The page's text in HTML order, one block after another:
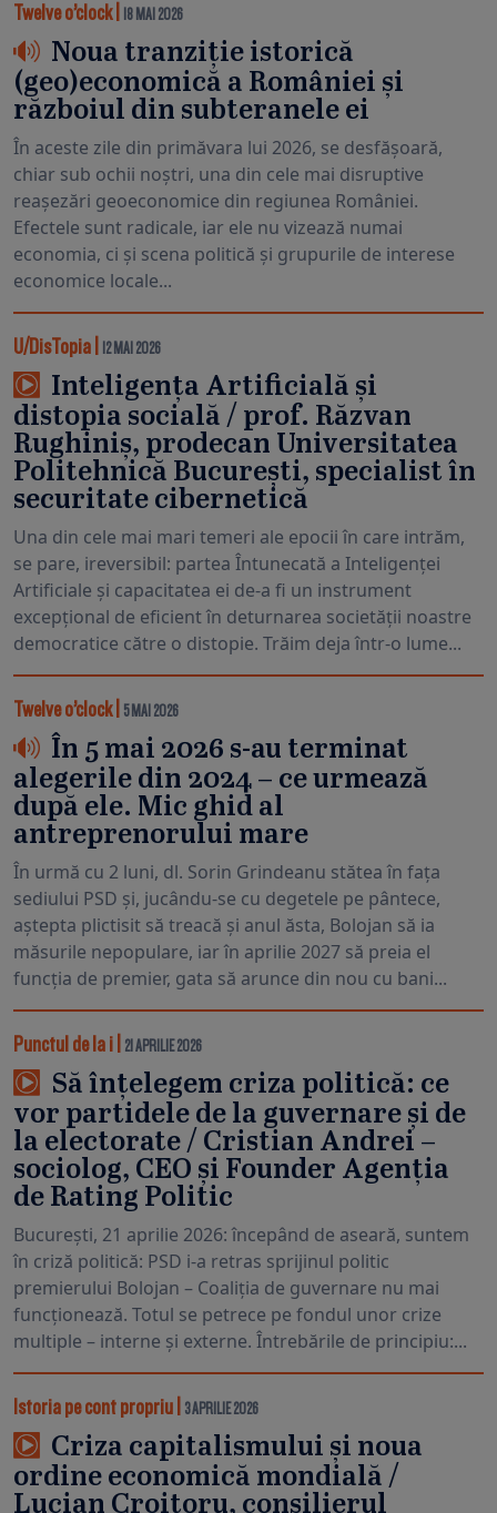
Twelve o’clock| 18 MAI 2026
Noua tranziție istorică
(geo)economică a României și
războiul din subteranele ei
În aceste zile din primăvara lui 2026, se desfășoară,
chiar sub ochii noștri, una din cele mai disruptive
reașezări geoeconomice din regiunea României.
Efectele sunt radicale, iar ele nu vizează numai
economia, ci și scena politică și grupurile de interese
economice locale...
U/DisTopia 12 MAI 2026
Inteligența Artificială și
distopia socială / prof. Răzvan
Rughiniș, prodecan Universitatea
Politehnică București, specialist în
securitate cibernetică
Una din cele mai mari temeri ale epocii în care intrăm,
se pare, ireversibil: partea Întunecată a Inteligenței
Artificiale și capacitatea ei de-a fi un instrument
excepțional de eficient în deturnarea societății noastre
democratice către o distopie. Trăim deja într-o lume...
Twelve o’clock| 5 MAI 2026
În 5 mai 2026 s-au terminat
alegerile din 2024 – ce urmează
după ele. Mic ghid al
antreprenorului mare
În urmă cu 2 luni, dl. Sorin Grindeanu stătea în fața
sediului PSD și, jucându-se cu degetele pe pântece,
aștepta plictisit să treacă și anul ăsta, Bolojan să ia
măsurile nepopulare, iar în aprilie 2027 să preia el
funcția de premier, gata să arunce din nou cu bani...
Punctul de la i 21 APRILIE 2026
Să înțelegem criza politică: ce
vor partidele de la guvernare și de
la electorate / Cristian Andrei –
sociolog, CEO și Founder Agenția
de Rating Politic
București, 21 aprilie 2026: începând de aseară, suntem
în criză politică: PSD i-a retras sprijinul politic
premierului Bolojan – Coaliția de guvernare nu mai
funcționează. Totul se petrece pe fondul unor crize
multiple – interne și externe. Întrebările de principiu:...
Istoria pe cont propriu 3 APRILIE 2026
Criza capitalismului și noua
ordine economică mondială /
Lucian Croitoru, consilierul